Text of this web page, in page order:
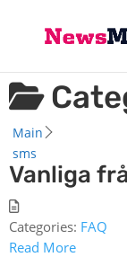
Main
sms
Vanliga
Categories: FAQ
Read More